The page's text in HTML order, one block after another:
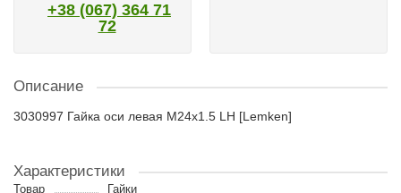
+38 (067) 364 71
72
Описание
3030997 Гайка оси левая M24x1.5 LH [Lemken]
Характеристики
Товар Гайки